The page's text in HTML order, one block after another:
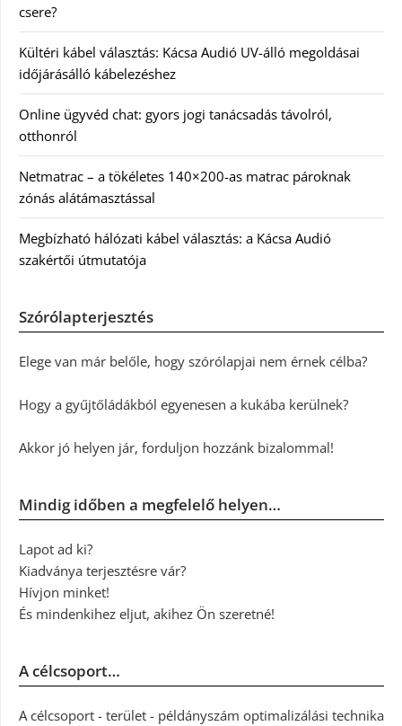
csere?
Kültéri kábel választás: Kácsa Audió UV-álló megoldásai
időjárásálló kábelezéshez
Online ügyvéd chat: gyors jogi tanácsadás távolról,
otthonról
Netmatrac – a tökéletes 140×200-as matrac pároknak
zónás alátámasztással
Megbízható hálózati kábel választás: a Kácsa Audió
szakértői útmutatója
Szórólapterjesztés
Elege van már belőle, hogy szórólapjai nem érnek célba?
Hogy a gyűjtőládákból egyenesen a kukába kerülnek?
Akkor jó helyen jár, forduljon hozzánk bizalommal!
Mindig időben a megfelelő helyen…
Lapot ad ki?
Kiadványa terjesztésre vár?
Hívjon minket!
És mindenkihez eljut, akihez Ön szeretné!
A célcsoport…
A célcsoport - terület - példányszám optimalizálási technika